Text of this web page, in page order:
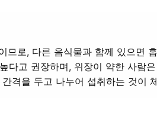
므로, 다른 음식물과 함께 있으면
다고 권장하며, 위장이 약한 사람
격을 두고 나누어 섭취하는 것이